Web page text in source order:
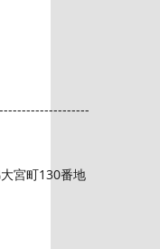
宮町130番地